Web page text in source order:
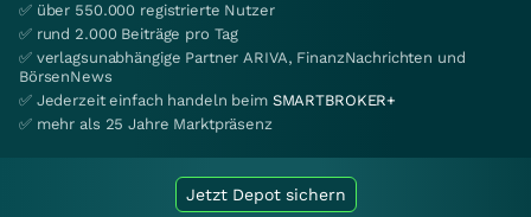
✅ über 550.000 registrierte Nutzer
✅ rund 2.000 Beiträge pro Tag
✅ verlagsunabhängige Partner ARIVA, FinanzNachrichten und
BörsenNews
✅ Jederzeit einfach handeln beim SMARTBROKER+
✅ mehr als 25 Jahre Marktpräsenz
Jetzt Depot sichern